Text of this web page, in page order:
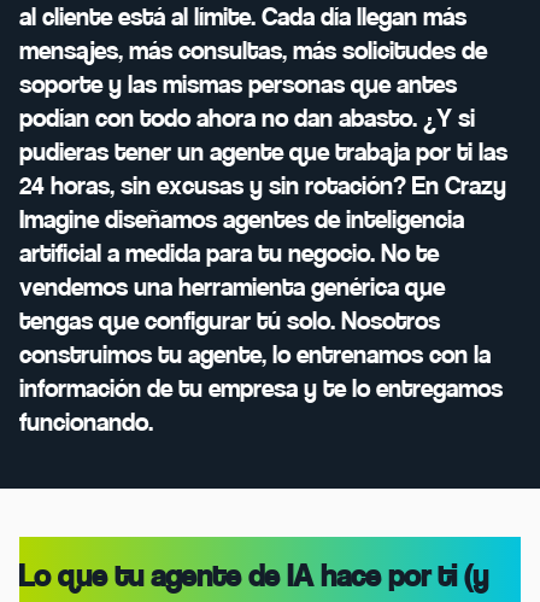
al cliente está al límite. Cada día llegan más
mensajes, más consultas, más solicitudes de
soporte y las mismas personas que antes
podían con todo ahora no dan abasto. ¿Y si
pudieras tener un agente que trabaja por ti las
24 horas, sin excusas y sin rotación? En Crazy
Imagine diseñamos agentes de inteligencia
artificial a medida para tu negocio. No te
vendemos una herramienta genérica que
tengas que configurar tú solo. Nosotros
construimos tu agente, lo entrenamos con la
información de tu empresa y te lo entregamos
funcionando.
Lo que tu agente de IA hace por ti (y